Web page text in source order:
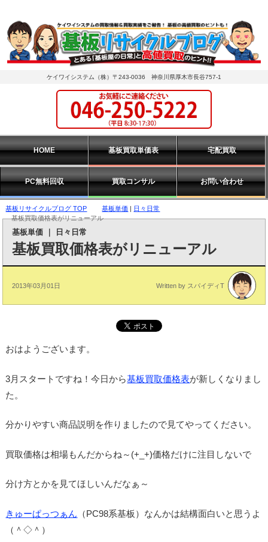
基板リサイクルブログ TOP 基板単価 | 日々日常
基板買取価格表がリニューアル
基板単価 日々日常
基板買取価格表がリニューアル
2013年03月01日 Written by スパイディT
おはようございます。
3月スタートですね！今日から基板買取価格表が新しくなりまし
た。
分かりやすい商品説明を作りましたので見てやってください。
買取価格は相場もんだからね～(+_+)価格だけに注目しないで
分け方とかを見てほしいんだなぁ～
きゅーぱっつぁん （PC98系基板）なんかは結構面白いと思うよ
（＾◇＾）
ケイワイシステム（株）〒243-0036 神奈川県厚木市長谷757-1
HOME 基板買取単価表 宅配買取
PC無料回収 買取コンサル お問い合わせ